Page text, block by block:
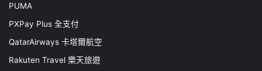
PUMA
PXPay Plus 全支付
QatarAirways 卡塔爾航空
Rakuten Travel 樂天旅遊